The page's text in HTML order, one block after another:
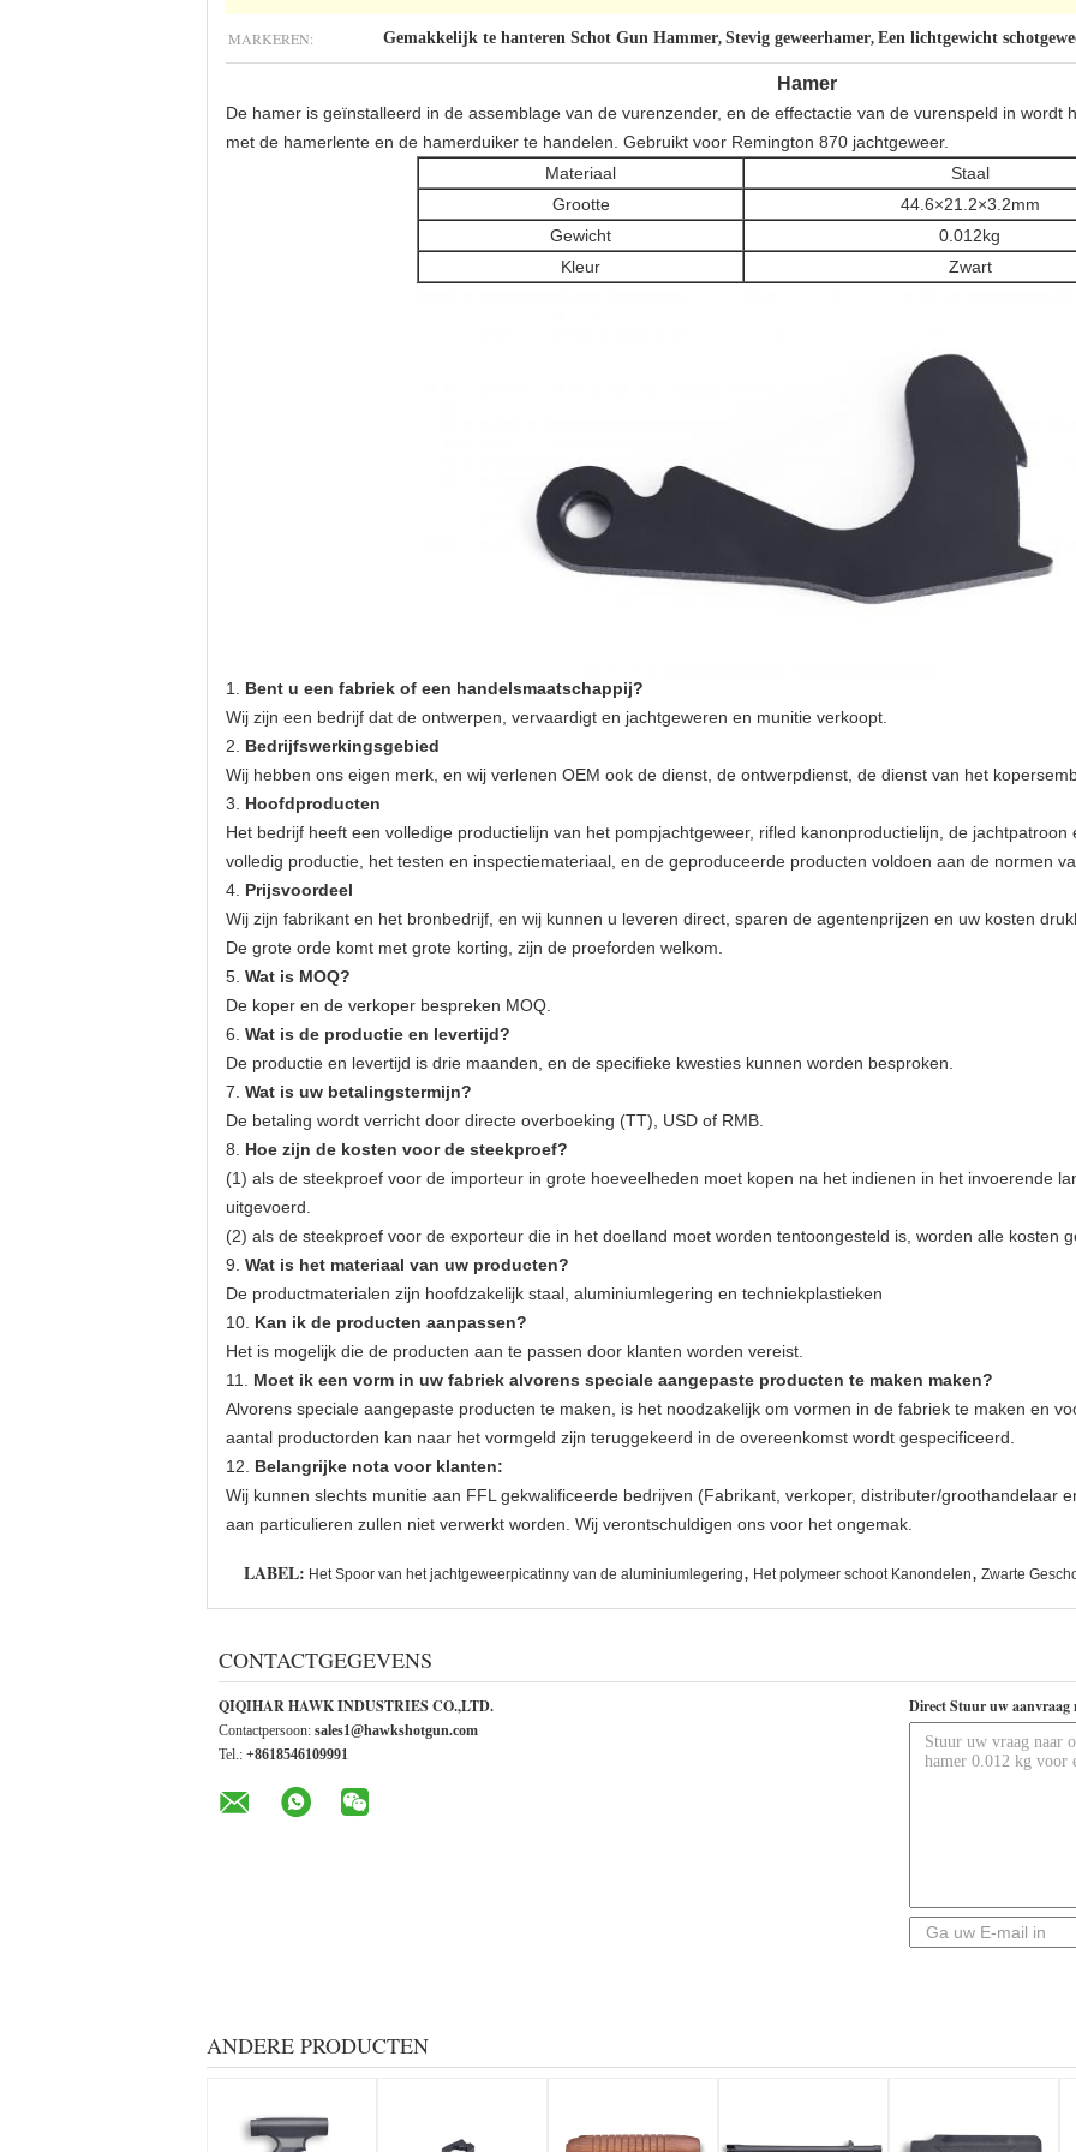
MARKEREN: Gemakkelijk te hanteren Schot Gun Hammer, Stevig geweerhamer, Een lichtgewicht
Hamer
De hamer is geïnstalleerd in de assemblage van de vurenzender, en de effectactie van de vurenspeld in wordt
met de hamerlente en de hamerduiker te handelen. Gebruikt voor Remington 870 jachtgeweer.
Materiaal
Staal
Grootte
44.6×21.2×3.2mm
Gewicht
0.012kg
Kleur
Zwart
1. Bent u een fabriek of een handelsmaatschappij?
Wij zijn een bedrijf dat de ontwerpen, vervaardigt en jachtgeweren en munitie verkoopt.
2. Bedrijfswerkingsgebied
Wij hebben ons eigen merk, en wij verlenen OEM ook de dienst, de ontwerpdienst, de dienst van het
3. Hoofdproducten
Het bedrijf heeft een volledige productielijn van het pompjachtgeweer, rifled kanonproductielijn, de
volledig productie, het testen en inspectiemateriaal, en de geproduceerde producten voldoen aan de normen
4. Prijsvoordeel
Wij zijn fabrikant en het bronbedrijf, en wij kunnen u leveren direct, sparen de agentenprijzen en uw kosten
De grote orde komt met grote korting, zijn de proeforden welkom.
5. Wat is MOQ?
De koper en de verkoper bespreken MOQ.
6. Wat is de productie en levertijd?
De productie en levertijd is drie maanden, en de specifieke kwesties kunnen worden besproken.
7. Wat is uw betalingstermijn?
De betaling wordt verricht door directe overboeking (TT), USD of RMB.
8. Hoe zijn de kosten voor de steekproef?
(1) als de steekproef voor de importeur in grote hoeveelheden moet kopen na het indienen in het invoerende
uitgevoerd.
(2) als de steekproef voor de exporteur die in het doelland moet worden tentoongesteld is, worden alle kosten
9. Wat is het materiaal van uw producten?
De productmaterialen zijn hoofdzakelijk staal, aluminiumlegering en techniekplastieken
10. Kan ik de producten aanpassen?
Het is mogelijk die de producten aan te passen door klanten worden vereist.
11. Moet ik een vorm in uw fabriek alvorens speciale aangepaste producten te maken maken?
Alvorens speciale aangepaste producten te maken, is het noodzakelijk om vormen in de fabriek te maken en
aantal productorden kan naar het vormgeld zijn teruggekeerd in de overeenkomst wordt gespecificeerd.
12. Belangrijke nota voor klanten:
Wij kunnen slechts munitie aan FFL gekwalificeerde bedrijven (Fabrikant, verkoper, distributer/groothandelaar
aan particulieren zullen niet verwerkt worden. Wij verontschuldigen ons voor het ongemak.
LABEL: Het Spoor van het jachtgeweerpicatinny van de aluminiumlegering, Het polymeer schoot Kanondelen, Zwarte
CONTACTGEGEVENS
QIQIHAR HAWK INDUSTRIES CO.,LTD.
Contactpersoon: sales1@hawkshotgun.com
Tel.: +8618546109991
Direct Stuur uw aanvraag
ANDERE PRODUCTEN